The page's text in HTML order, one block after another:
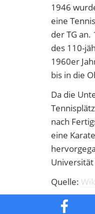
1946
eine
der TG
des 110-
1960er
bis in die
Da die
nach
eine
Quelle: